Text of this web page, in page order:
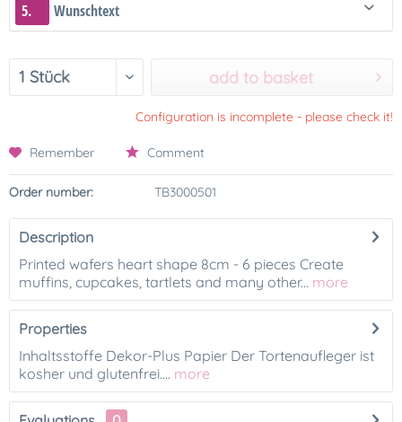
5. Wunschtext
add to basket
Configuration is incomplete - please check it!
Remember Comment
Order number: TB3000501
Description
Printed wafers heart shape 8cm - 6 pieces Create
muffins, cupcakes, tartlets and many other... more
Properties
Inhaltsstoffe Dekor-Plus Papier Der Tortenaufleger ist
kosher und glutenfrei.... more